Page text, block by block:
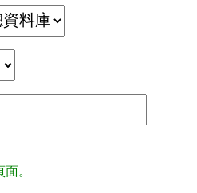
。